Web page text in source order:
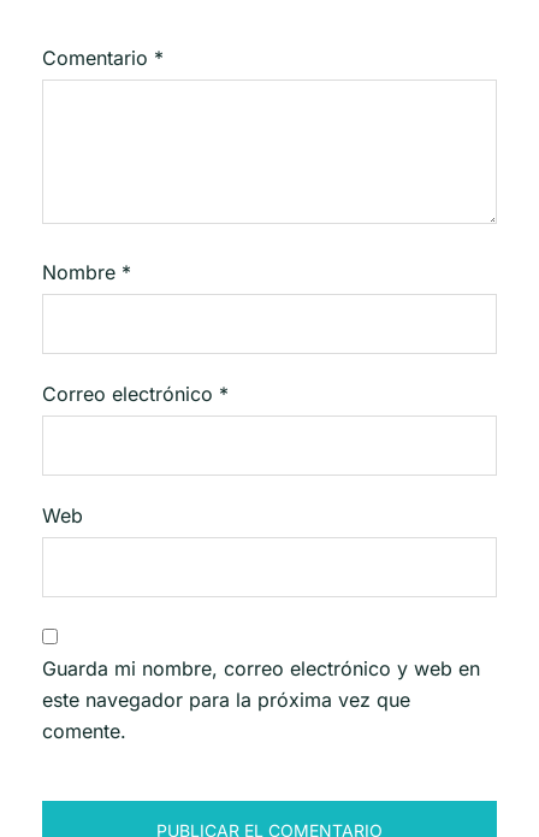
Comentario *
Nombre *
Correo electrónico *
Web
Guarda mi nombre, correo electrónico y web en
este navegador para la próxima vez que
comente.